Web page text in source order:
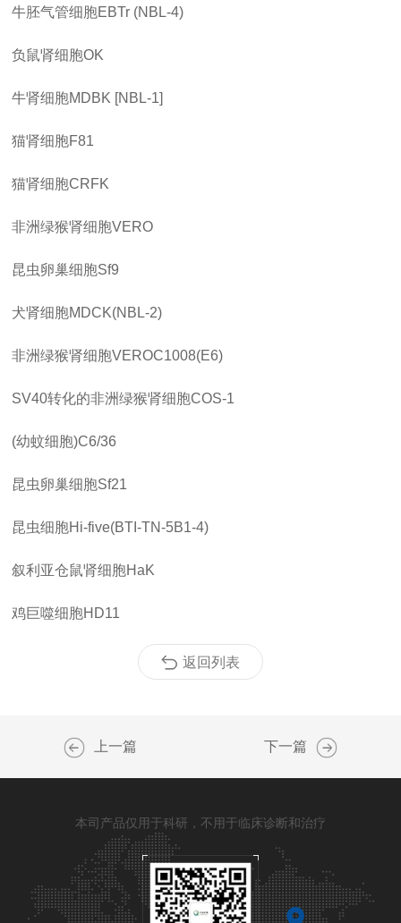
牛胚气管细胞EBTr (NBL-4)
负鼠肾细胞OK
牛肾细胞MDBK [NBL-1]
猫肾细胞F81
猫肾细胞CRFK
非洲绿猴肾细胞VERO
昆虫卵巢细胞Sf9
犬肾细胞MDCK(NBL-2)
非洲绿猴肾细胞VEROC1008(E6)
SV40转化的非洲绿猴肾细胞COS-1
(幼蚊细胞)C6/36
昆虫卵巢细胞Sf21
昆虫细胞Hi-five(BTI-TN-5B1-4)
叙利亚仓鼠肾细胞HaK
鸡巨噬细胞HD11
返回列表
上一篇 下一篇
本司产品仅用于科研，不用于临床诊断和治疗